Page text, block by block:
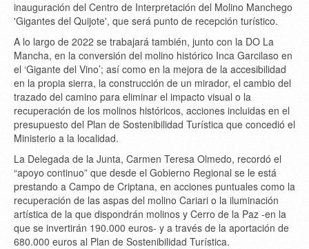
inauguración del Centro de Interpretación del Molino Manchego
'Gigantes del Quijote', que será punto de recepción turístico.
A lo largo de 2022 se trabajará también, junto con la DO La
Mancha, en la conversión del molino histórico Inca Garcilaso en
el ‘Gigante del Vino’; así como en la mejora de la accesibilidad
en la propia sierra, la construcción de un mirador, el cambio del
trazado del camino para eliminar el impacto visual o la
recuperación de los molinos históricos, acciones incluidas en el
presupuesto del Plan de Sostenibilidad Turística que concedió el
Ministerio a la localidad.
La Delegada de la Junta, Carmen Teresa Olmedo, recordó el
“apoyo continuo” que desde el Gobierno Regional se le está
prestando a Campo de Criptana, en acciones puntuales como la
recuperación de las aspas del molino Cariari o la iluminación
artística de la que dispondrán molinos y Cerro de la Paz -en la
que se invertirán 190.000 euros- y a través de la aportación de
680.000 euros al Plan de Sostenibilidad Turística.